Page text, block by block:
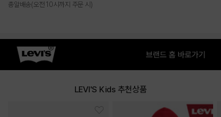
총알배송(오전 10시까지 주문 시)
LEVI'S Kids 추천상품